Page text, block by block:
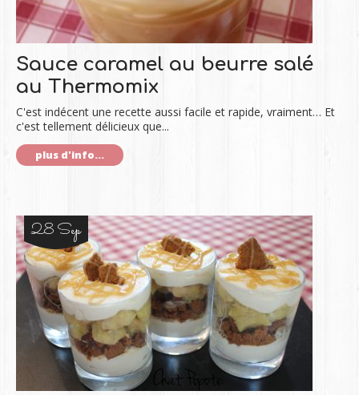
Sauce caramel au beurre salé
au Thermomix
C'est indécent une recette aussi facile et rapide, vraiment… Et
c'est tellement délicieux que...
plus d'info...
28 Sep